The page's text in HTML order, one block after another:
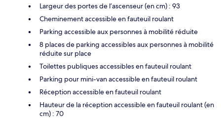
Largeur des portes de l’ascenseur (en cm) : 93
Cheminement accessible en fauteuil roulant
Parking accessible aux personnes à mobilité réduite
8 places de parking accessibles aux personnes à mobilité
réduite sur place
Toilettes publiques accessibles en fauteuil roulant
Parking pour mini-van accessible en fauteuil roulant
Réception accessible en fauteuil roulant
Hauteur de la réception accessible en fauteuil roulant (en
cm) : 70